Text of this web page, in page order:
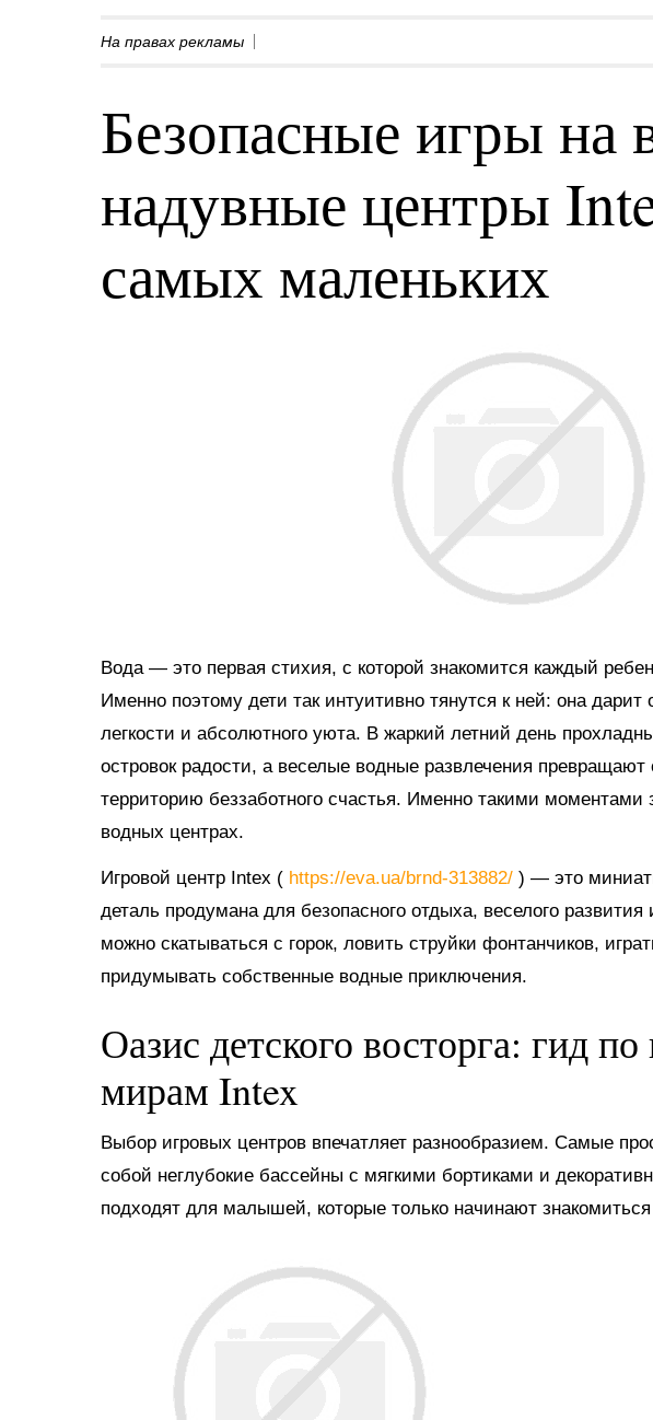
На правах рекламы
Безопасные игры на
надувные центры
самых маленьких
Вода — это первая стихия, с которой знакомится каждый
Именно поэтому дети так интуитивно тянутся к ней: она
легкости и абсолютного уюта. В жаркий летний день
островок радости, а веселые водные развлечения
территорию беззаботного счастья. Именно такими
водных центрах.
Игровой центр Intex ( https://eva.ua/brnd-313882/ ) — это
деталь продумана для безопасного отдыха, веселого
можно скатываться с горок, ловить струйки фонтанчиков,
придумывать собственные водные приключения.
Оазис детского восторга: гид
мирам Intex
Выбор игровых центров впечатляет разнообразием. Самые
собой неглубокие бассейны с мягкими бортиками и
подходят для малышей, которые только начинают